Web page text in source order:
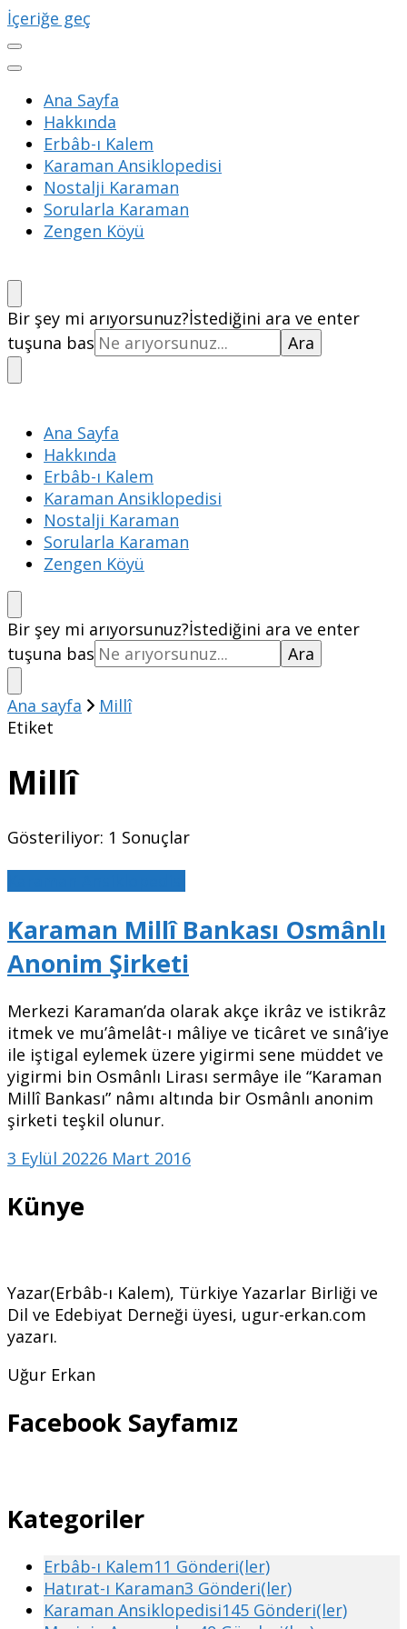
İçeriğe geç
Ana Sayfa
Hakkında
Erbâb-ı Kalem
Karaman Ansiklopedisi
Nostalji Karaman
Sorularla Karaman
Zengen Köyü
Bir şey mi arıyorsunuz?İstediğini ara ve enter
tuşuna bas
Ana Sayfa
Hakkında
Erbâb-ı Kalem
Karaman Ansiklopedisi
Nostalji Karaman
Sorularla Karaman
Zengen Köyü
Bir şey mi arıyorsunuz?İstediğini ara ve enter
tuşuna bas
Ana sayfa
Millî
Etiket
Millî
Gösteriliyor: 1 Sonuçlar
Karaman Millî Bankası Osmânlı
Anonim Şirketi
Merkezi Karaman’da olarak akçe ikrâz ve istikrâz
itmek ve mu’âmelât-ı mâliye ve ticâret ve sınâ’iye
ile iştigal eylemek üzere yigirmi sene müddet ve
yigirmi bin Osmânlı Lirası sermâye ile “Karaman
Millî Bankası” nâmı altında bir Osmânlı anonim
şirketi teşkil olunur.
3 Eylül 20226 Mart 2016
Künye
Yazar(Erbâb-ı Kalem), Türkiye Yazarlar Birliği ve
Dil ve Edebiyat Derneği üyesi, ugur-erkan.com
yazarı.
Uğur Erkan
Facebook Sayfamız
Kategoriler
Erbâb-ı Kalem11 Gönderi(ler)
Hatırat-ı Karaman3 Gönderi(ler)
Karaman Ansiklopedisi145 Gönderi(ler)